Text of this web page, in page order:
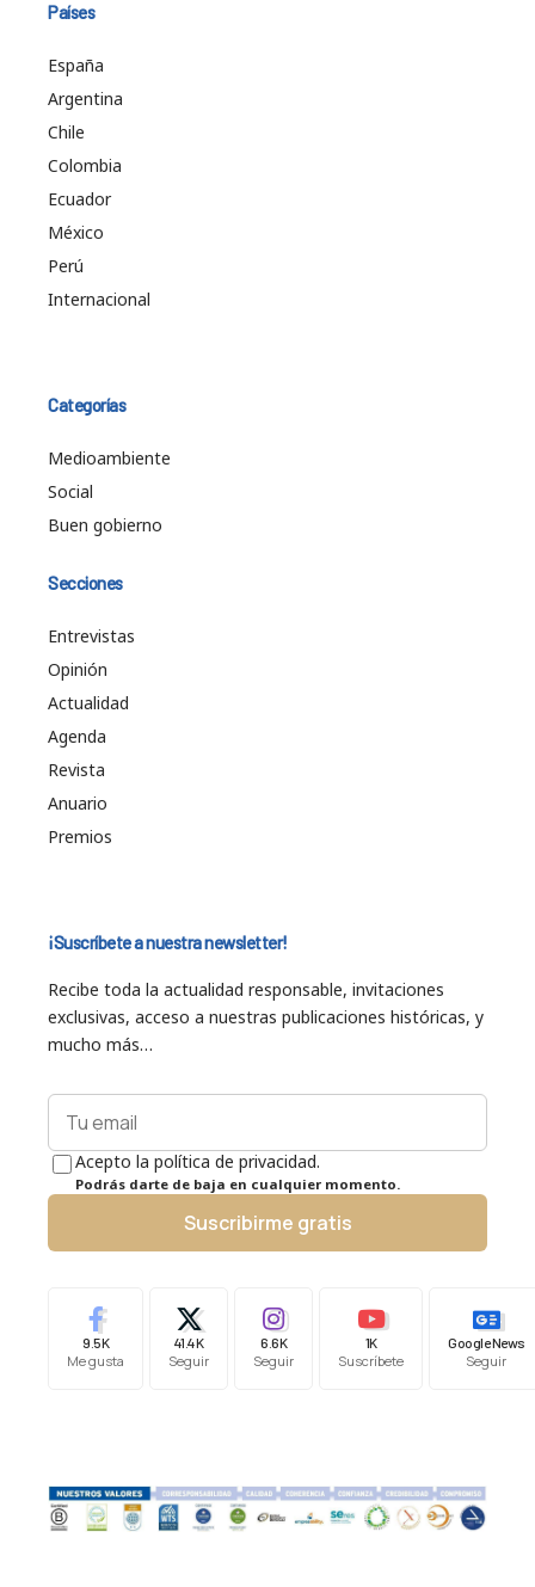
Países
España
Argentina
Chile
Colombia
Ecuador
México
Perú
Internacional
Categorías
Medioambiente
Social
Buen gobierno
Secciones
Entrevistas
Opinión
Actualidad
Agenda
Revista
Anuario
Premios
¡Suscríbete a nuestra newsletter!
Recibe toda la actualidad responsable, invitaciones
exclusivas, acceso a nuestras publicaciones históricas, y
mucho más…
Acepto la política de privacidad.
Podrás darte de baja en cualquier momento.
Suscribirme gratis
9.5K
Me gusta
41.4K
Seguir
6.6K
Seguir
1K
Suscríbete
Google News
Seguir